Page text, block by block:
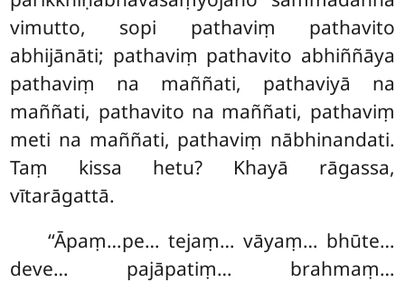
vimutto, sopi pathaviṃ pathavito
abhijānāti; pathaviṃ pathavito abhiññāya
pathaviṃ na maññati, pathaviyā na
maññati, pathavito na maññati, pathaviṃ
meti na maññati, pathaviṃ nābhinandati.
Taṃ kissa hetu? Khayā rāgassa,
vītarāgattā.
‘‘Āpaṃ…pe… tejaṃ… vāyaṃ… bhūte…
deve… pajāpatiṃ… brahmaṃ…